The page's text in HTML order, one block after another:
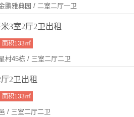
鹏雅典园 / 二室二厅一卫
3室2厅2卫出租
面积133㎡
村45栋 / 三室二厅二卫
2卫出租
面积133㎡
/ 三室二厅二卫